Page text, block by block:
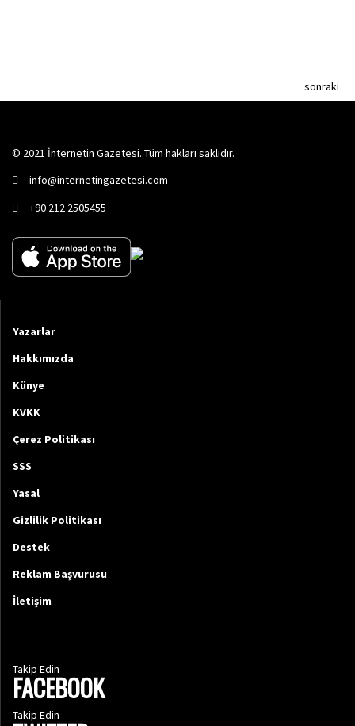
sonraki
© 2021 İnternetin Gazetesi. Tüm hakları saklıdır.
info@internetingazetesi.com
+90 212 2505455
Yazarlar
Hakkımızda
Künye
KVKK
Çerez Politikası
SSS
Yasal
Gizlilik Politikası
Destek
Reklam Başvurusu
İletişim
Takip Edin
FACEBOOK
Takip Edin